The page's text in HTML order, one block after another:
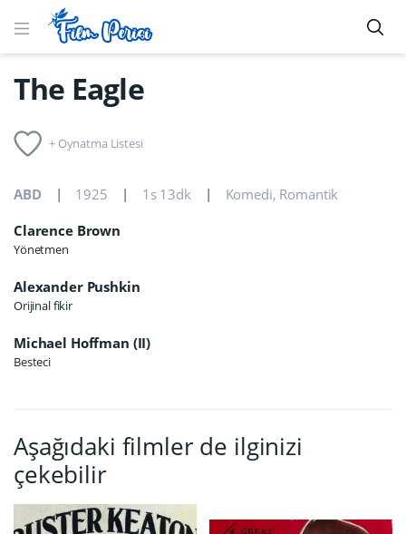
The Eagle
+ Oynatma Listesi
ABD 1925 1s 13dk Komedi, Romantik
Clarence Brown
Yönetmen
Alexander Pushkin
Orijinal fikir
Michael Hoffman (II)
Besteci
Aşağıdaki filmler de ilginizi
çekebilir